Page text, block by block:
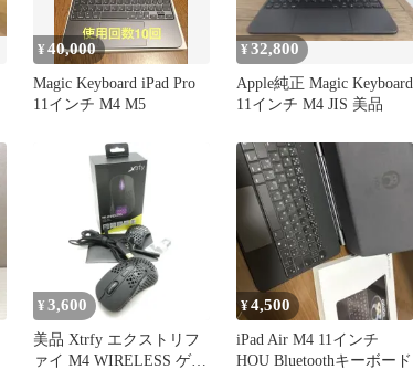
¥40,000
Magic Keyboard iPad Pro
11インチ M4 M5
¥32,800
Apple純正 Magic Keyboard
11インチ M4 JIS 美品
¥ 3,600
美品 Xtrfy エクストリフ
ァイ M4 WIRELESS ゲー
¥4,500
iPad Air M4 11インチ
HOU Bluetoothキーボード